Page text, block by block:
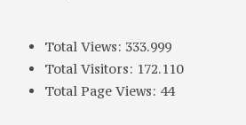
Total Views: 333.999
Total Visitors: 172.110
Total Page Views: 44